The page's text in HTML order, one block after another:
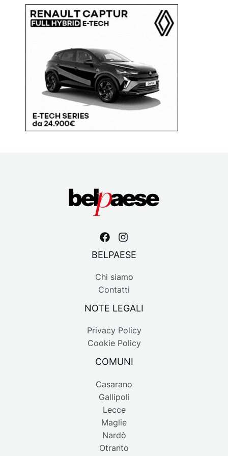
BELPAESE
Chi siamo
Contatti
NOTE LEGALI
Privacy Policy
Cookie Policy
COMUNI
Casarano
Gallipoli
Lecce
Maglie
Nardò
Otranto